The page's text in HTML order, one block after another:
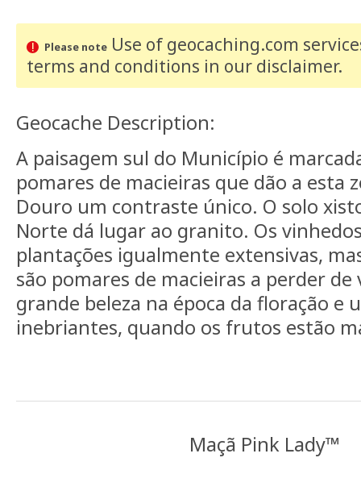
Please noteUse of geocaching.com
terms and conditions in our disclaimer.
Geocache Description:
A paisagem sul do Município é
pomares de macieiras que dão a esta
Douro um contraste único. O solo
Norte dá lugar ao granito. Os
plantações igualmente extensivas,
são pomares de macieiras a perder
grande beleza na época da floração e
inebriantes, quando os frutos estão
Maçã Pink Lady™